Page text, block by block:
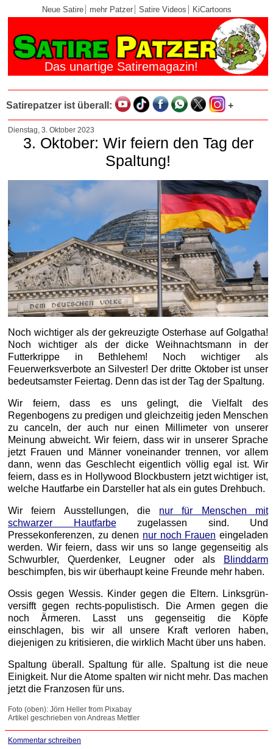
Neue Satire mehr Patzer Satire Videos KiCartoons
Das unartige Satiremagazin!
Satirepatzer ist überall: +
Dienstag, 3. Oktober 2023
3. Oktober: Wir feiern den Tag der
Spaltung!
Noch wichtiger als der gekreuzigte Osterhase auf Golgatha!
Noch wichtiger als der dicke Weihnachtsmann in der
Futterkrippe in Bethlehem! Noch wichtiger als
Feuerwerksverbote an Silvester! Der dritte Oktober ist unser
bedeutsamster Feiertag. Denn das ist der Tag der Spaltung.
Wir feiern, dass es uns gelingt, die Vielfalt des
Regenbogens zu predigen und gleichzeitig jeden Menschen
zu canceln, der auch nur einen Millimeter von unserer
Meinung abweicht. Wir feiern, dass wir in unserer Sprache
jetzt Frauen und Männer voneinander trennen, vor allem
dann, wenn das Geschlecht eigentlich völlig egal ist. Wir
feiern, dass es in Hollywood Blockbustern jetzt wichtiger ist,
welche Hautfarbe ein Darsteller hat als ein gutes Drehbuch.
Wir feiern Ausstellungen, die nur für Menschen mit
schwarzer Hautfarbezugelassen sind. Und
Pressekonferenzen, zu denen nur noch Frauen eingeladen
werden. Wir feiern, dass wir uns so lange gegenseitig als
Schwurbler, Querdenker, Leugner oder als
Blinddarm
beschimpfen, bis wir überhaupt keine Freunde mehr haben.
Ossis gegen Wessis. Kinder gegen die Eltern. Linksgrün-
versifft gegen rechts-populistisch. Die Armen gegen die
noch Ärmeren. Lasst uns gegenseitig die Köpfe
einschlagen, bis wir all unsere Kraft verloren haben,
diejenigen zu kritisieren, die wirklich Macht über uns haben.
Spaltung überall. Spaltung für alle. Spaltung ist die neue
Einigkeit. Nur die Atome spalten wir nicht mehr. Das machen
jetzt die Franzosen für uns.
Foto (oben): Jörn Heller from Pixabay
Artikel geschrieben von Andreas Mettler
Kommentar schreiben